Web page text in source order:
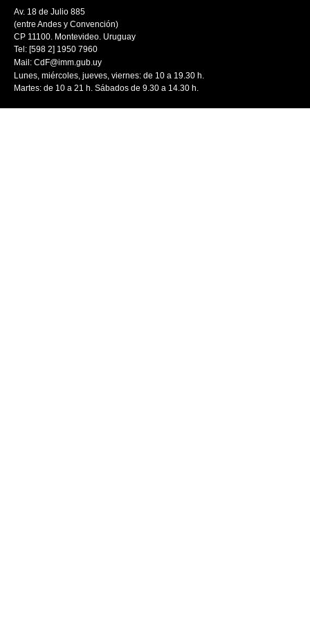
Av. 18 de Julio 885
(entre Andes y Convención)
CP 11100. Montevideo. Uruguay
Tel: [598 2] 1950 7960
Mail: CdF@imm.gub.uy
Lunes, miércoles, jueves, viernes: de 10 a 19.30 h.
Martes: de 10 a 21 h. Sábados de 9.30 a 14.30 h.